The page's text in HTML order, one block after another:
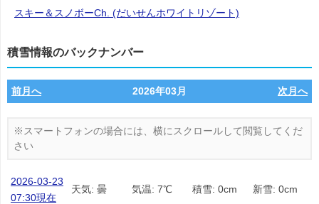
スキー＆スノボーCh. (だいせんホワイトリゾート)
積雪情報のバックナンバー
前月へ 2026年03月 次月へ
2026-03-23
07:30現在
天気: 曇 気温: 7℃ 積雪: 0cm 新雪: 0cm